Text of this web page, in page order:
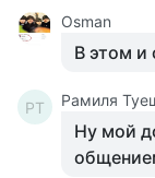
Osman
В этом и
РТ Рамиля
Ну мой